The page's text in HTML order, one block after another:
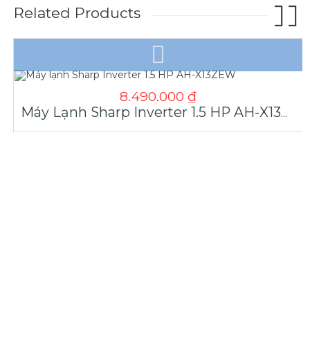
Related Products
8.490.000 ₫
Máy Lạnh Sharp Inverter 1.5 HP AH-X13ZEW